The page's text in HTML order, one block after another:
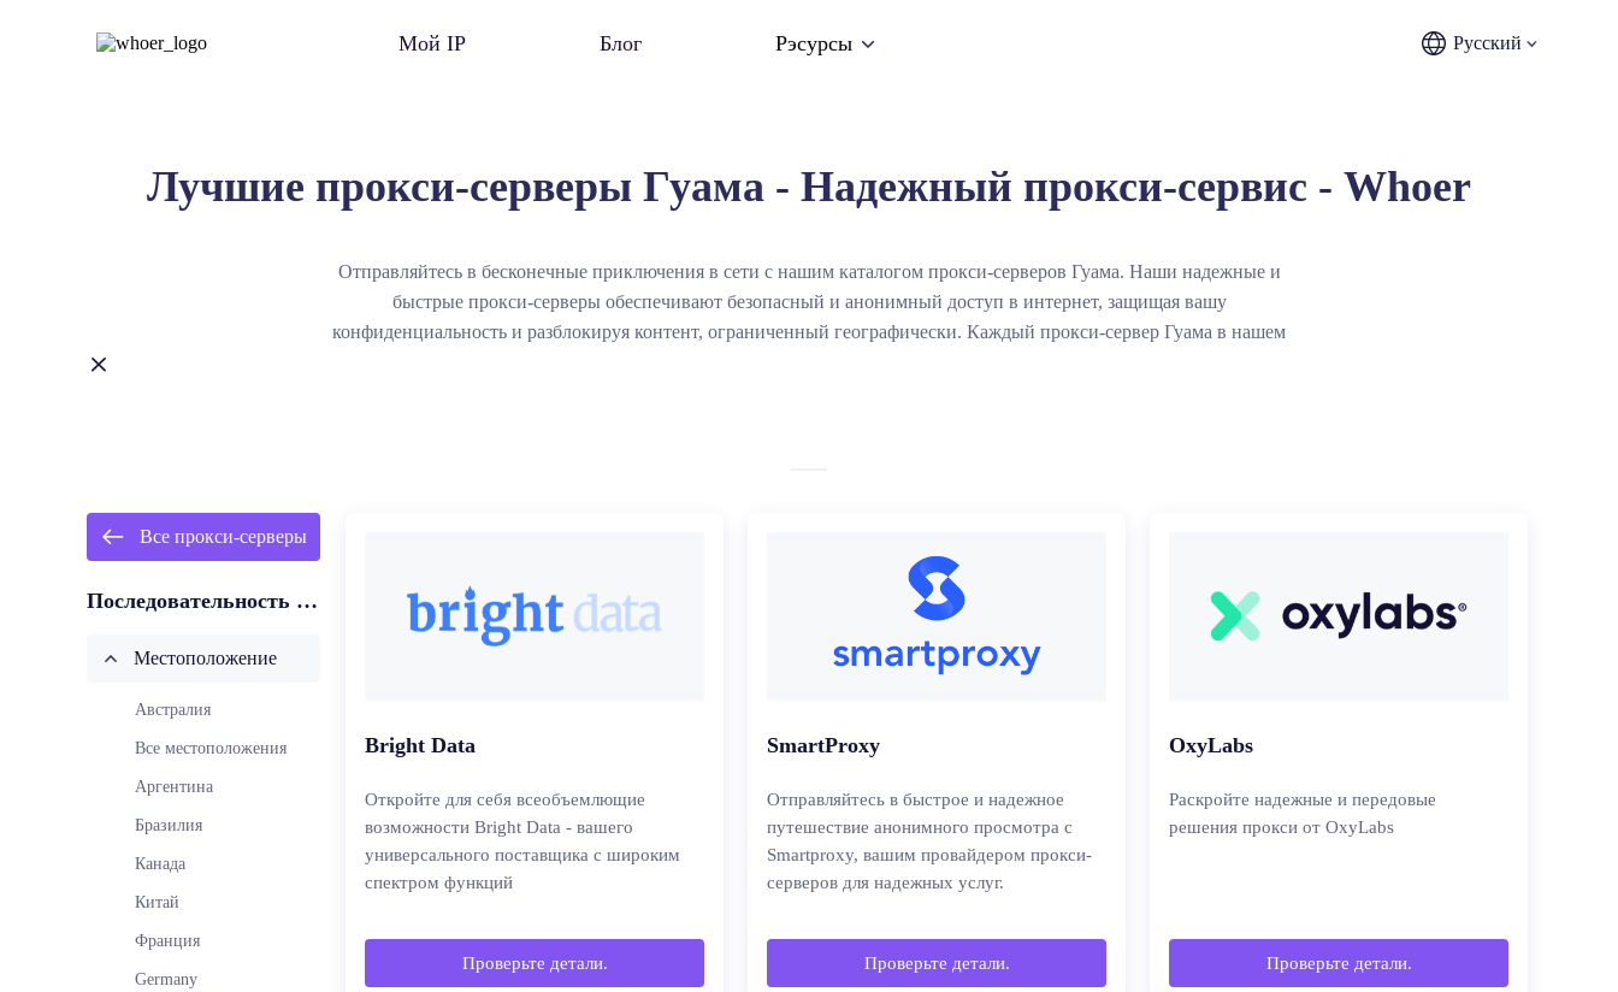
Мой IP Блог Рэсурсы Русский
Лучшие прокси-серверы Гуама - Надежный прокси-сервис - Whoer
Отправляйтесь в бесконечные приключения в сети с нашим каталогом прокси-серверов Гуама. Наши надежные и
быстрые прокси-серверы обеспечивают безопасный и анонимный доступ в интернет, защищая вашу
конфиденциальность и разблокируя контент, ограниченный географически. Каждый прокси-сервер Гуама в нашем
Все прокси-серверы
Последовательность агентов основана на:
Местоположение
Австралия
Все местоположения
Аргентина
Бразилия
Канада
Китай
Франция
Germany
Bright Data
Откройте для себя всеобъемлющие
возможности Bright Data - вашего
универсального поставщика с широким
спектром функций
Проверьте детали.
SmartProxy
Отправляйтесь в быстрое и надежное
путешествие анонимного просмотра с
Smartproxy, вашим провайдером прокси-
серверов для надежных услуг.
Проверьте детали.
OxyLabs
Раскройте надежные и передовые
решения прокси от OxyLabs
Проверьте детали.